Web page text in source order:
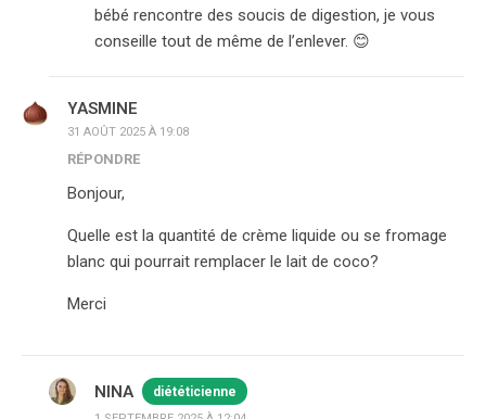
bébé rencontre des soucis de digestion, je vous
conseille tout de même de l’enlever. 😊
YASMINE
31 AOÛT 2025 À 19:08
RÉPONDRE
Bonjour,
Quelle est la quantité de crème liquide ou se fromage
blanc qui pourrait remplacer le lait de coco?
Merci
NINA diététicienne